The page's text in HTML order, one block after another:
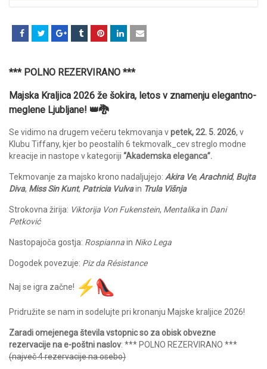
*** POLNO REZERVIRANO ***
Majska Kraljica 2026 že šokira, letos v znamenju elegantno-
meglene Ljubljane! 👑🐉
Se vidimo na drugem večeru tekmovanja vpetek, 22. 5. 2026, v
Klubu Tiffany, kjer bo peostalih 6 tekmovalk_cev streglo modne
kreacije in nastope v kategoriji “Akademska eleganca”.
Tekmovanje za majsko krono nadaljujejo: Akira Ve, Arachnid, Bujta
Diva, Miss Sin Kunt, Patricia Vulvain Trula Višnja
Strokovna žirija: Viktorija Von Fukenstein, Mentalikain Dani
Petković
Nastopajoča gostja: Rospiannain Niko Lega
Dogodek povezuje: Piz da Résistance
Naj se igra začne!
Pridružite se nam in sodelujte pri kronanju Majske kraljice 2026!
Zaradi omejenega števila vstopnic so za obisk obvezne
rezervacije na e-poštni naslov: *** POLNO REZERVIRANO ***
(največ 4 rezervacije na osebo)